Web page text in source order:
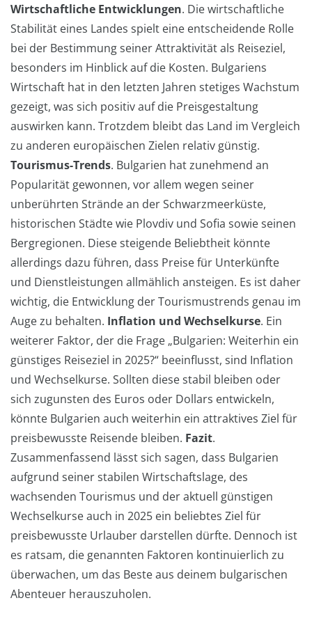
Wirtschaftliche Entwicklungen. Die wirtschaftliche
Stabilität eines Landes spielt eine entscheidende Rolle
bei der Bestimmung seiner Attraktivität als Reiseziel,
besonders im Hinblick auf die Kosten. Bulgariens
Wirtschaft hat in den letzten Jahren stetiges Wachstum
gezeigt, was sich positiv auf die Preisgestaltung
auswirken kann. Trotzdem bleibt das Land im Vergleich
zu anderen europäischen Zielen relativ günstig.
Tourismus-Trends. Bulgarien hat zunehmend an
Popularität gewonnen, vor allem wegen seiner
unberührten Strände an der Schwarzmeerküste,
historischen Städte wie Plovdiv und Sofia sowie seinen
Bergregionen. Diese steigende Beliebtheit könnte
allerdings dazu führen, dass Preise für Unterkünfte
und Dienstleistungen allmählich ansteigen. Es ist daher
wichtig, die Entwicklung der Tourismustrends genau im
Auge zu behalten. Inflation und Wechselkurse. Ein
weiterer Faktor, der die Frage „Bulgarien: Weiterhin ein
günstiges Reiseziel in 2025?“ beeinflusst, sind Inflation
und Wechselkurse. Sollten diese stabil bleiben oder
sich zugunsten des Euros oder Dollars entwickeln,
könnte Bulgarien auch weiterhin ein attraktives Ziel für
preisbewusste Reisende bleiben. Fazit.
Zusammenfassend lässt sich sagen, dass Bulgarien
aufgrund seiner stabilen Wirtschaftslage, des
wachsenden Tourismus und der aktuell günstigen
Wechselkurse auch in 2025 ein beliebtes Ziel für
preisbewusste Urlauber darstellen dürfte. Dennoch ist
es ratsam, die genannten Faktoren kontinuierlich zu
überwachen, um das Beste aus deinem bulgarischen
Abenteuer herauszuholen.